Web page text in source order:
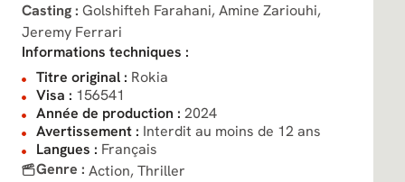
Casting : Golshifteh Farahani, Amine Zariouhi,
Jeremy Ferrari
Informations techniques :
Titre original : Rokia
Visa : 156541
Année de production : 2024
Avertissement : Interdit au moins de 12 ans
Langues : Français
Genre : Action, Thriller